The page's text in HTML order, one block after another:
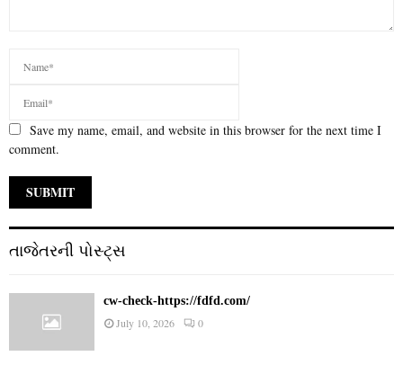
Save my name, email, and website in this browser for the next time I
comment.
તાજેતરની પોસ્ટ્સ
cw-check-https://fdfd.com/
July 10, 2026 0